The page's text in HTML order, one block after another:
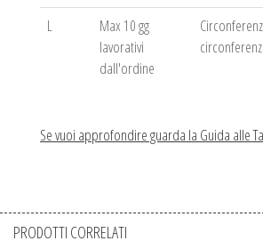
L
Max 10 gg
lavorativi
dall'ordine
Se vuoi approfondire guarda la Guida alle
PRODOTTI CORRELATI